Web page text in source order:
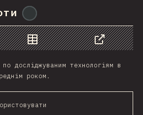
Data
Share
досліджуваним технологіям в
роком.